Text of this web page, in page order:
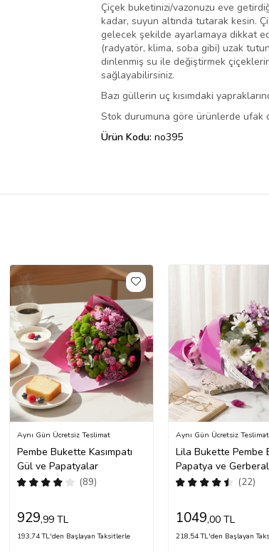
Çiçek buketinizi/vazonuzu eve
kadar, suyun altında tutarak kesin.
gelecek şekilde ayarlamaya dikkat
(radyatör, klima, soba gibi) uzak
dinlenmiş su ile değiştirmek
sağlayabilirsiniz.
Bazı güllerin uç kısımdaki
Stok durumuna göre ürünlerde ufak
Ürün Kodu: no395
Pembe Bukette Kasımpatı
Gül ve Papatyalar
(89)
Aynı Gün Ücretsiz Teslimat
929,99 TL
193,74 TL'den Başlayan Taksitlerle
Lila Bukette Pembe
Papatya ve
(22)
Aynı Gün Ücretsiz Teslimat
1049,00 TL
218,54 TL'den Başlayan